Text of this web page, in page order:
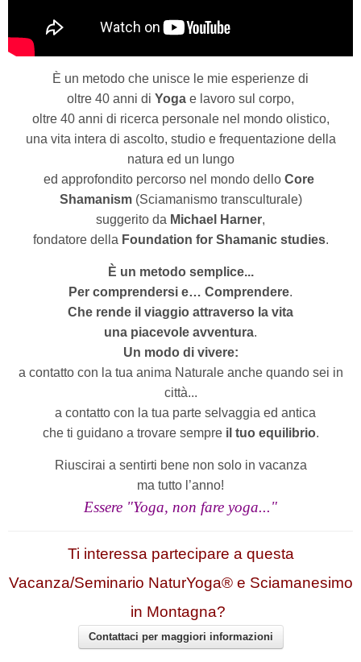
È un metodo che unisce le mie esperienze di
oltre 40 anni di Yoga e lavoro sul corpo,
oltre 40 anni di ricerca personale nel mondo olistico,
una vita intera di ascolto, studio e frequentazione della
natura ed un lungo
ed approfondito percorso nel mondo dello Core
Shamanism (Sciamanismo transculturale)
suggerito da Michael Harner,
fondatore della Foundation for Shamanic studies.
È un metodo semplice...
Per comprendersi e… Comprendere.
Che rende il viaggio attraverso la vita
una piacevole avventura.
Un modo di vivere:
a contatto con la tua anima Naturale anche quando sei in
città...
a contatto con la tua parte selvaggia ed antica
che ti guidano a trovare sempreil tuo equilibrio.
Riuscirai a sentirti bene non solo in vacanza
ma tutto l’anno!
Essere "Yoga, non fare yoga..."
Ti interessa partecipare a questa
Vacanza/Seminario NaturYoga® e Sciamanesimo
in Montagna?
Contattaci per maggiori informazioni